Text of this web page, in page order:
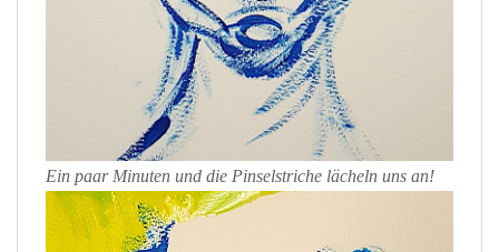
Ein paar Minuten und die Pinselstriche lächeln uns an!